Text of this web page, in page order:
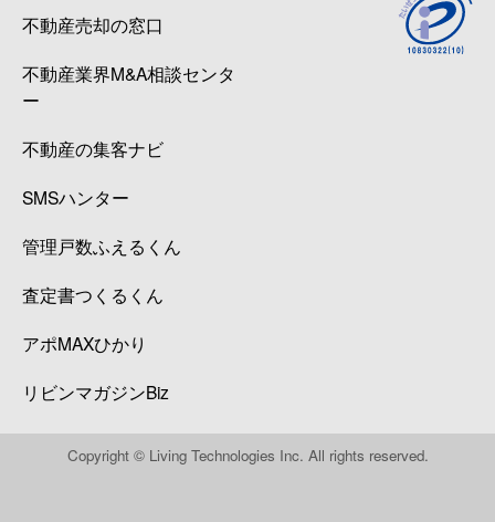
不動産売却の窓口
不動産業界M&A相談センタ
ー
不動産の集客ナビ
SMSハンター
管理戸数ふえるくん
査定書つくるくん
アポMAXひかり
リビンマガジンBiz
Copyright © Living Technologies Inc. All rights reserved.